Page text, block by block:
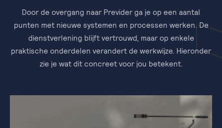
Door de overgang naar Previder ga je op een aantal
punten met nieuwe systemen en processen werken. De
dienstverlening blijft vertrouwd, maar op enkele
praktische onderdelen verandert de werkwijze. Hieronder
zie je wat dit concreet voor jou betekent.